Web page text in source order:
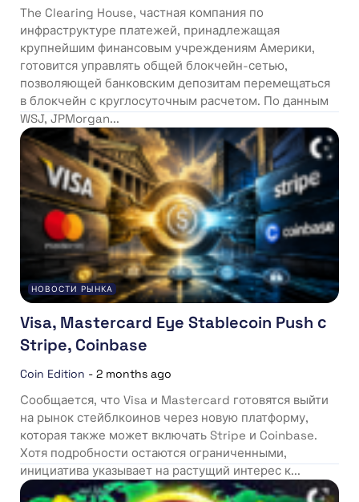
The Clearing House, частная компания по
инфраструктуре платежей, принадлежащая
крупнейшим финансовым учреждениям Америки,
готовится управлять общей блокчейн-сетью,
позволяющей банковским депозитам перемещаться
в блокчейн с круглосуточным расчетом. По данным
WSJ, JPMorgan...
НОВОСТИ РЫНКА
Visa, Mastercard Eye Stablecoin Push с
Stripe, Coinbase
Coin Edition - 2 months ago
Сообщается, что Visa и Mastercard готовятся выйти
на рынок стейблкоинов через новую платформу,
которая также может включать Stripe и Coinbase.
Хотя подробности остаются ограниченными,
инициатива указывает на растущий интерес к...